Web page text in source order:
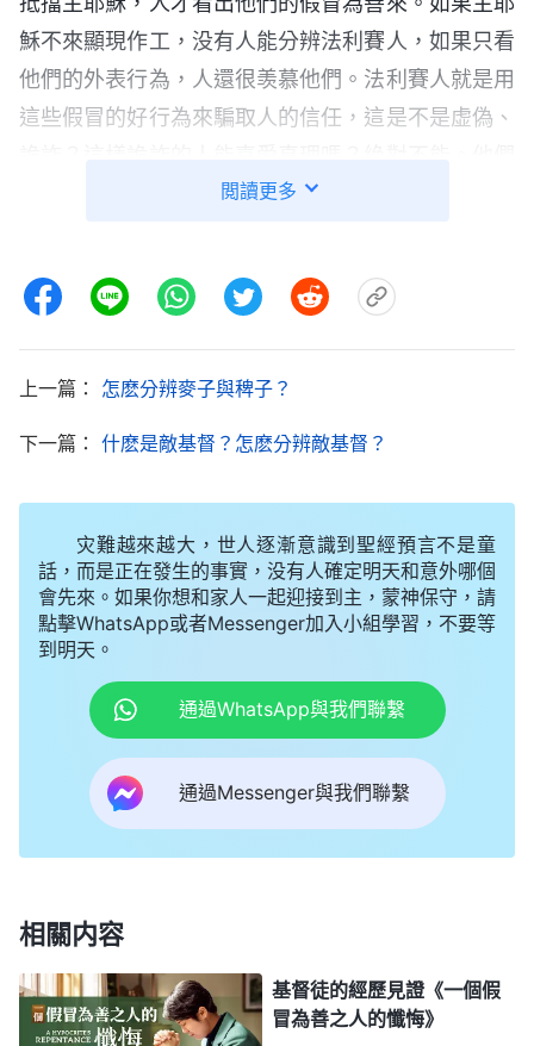
穌不來顯現作工，没有人能分辨法利賽人，如果只看
他們的外表行為，人還很羡慕他們。法利賽人就是用
這些假冒的好行為來騙取人的信任，這是不是虚偽、
表現這些好行為背後的目的是什麽？一方面是欺騙
這樣的人喜不喜愛公平、公義？肯定不喜愛，他們喜
愛的是地位、名利，他們要的是賞賜、是冠冕。神教
導人的那些話他們從來不實行，没有一點兒真理實際
來欺騙人、籠絡人，穩固自己的地位、名望，然後藉
着這些為自己撈取資本，獲得飯碗。這是不是卑鄙
啊？從他們所有的這些行為上就看到他們的實質不喜
愛真理，因為他們從來不實行真理。從哪件事上能看
出他們不實行真理？最大的一件事，主耶穌來了作救
贖工作，主耶穌所説的一切話都是真理，都有權柄，
法利賽人是怎麽對待的？他們雖然承認主耶穌的話有
權柄、有能力，但不僅不接受還能定罪、褻瀆，這是
怎麽回事？就是因為他們不喜愛真理，心裏還厭煩真
理、仇恨真理。他們承認主耶穌説的話都對，有權
他釘死，有他没我們，有我們就没他」，這幫法利賽
人就這樣與主耶穌為敵。那時候人都不明白真理，没
有人能認識主耶穌是神
道成肉身，但從人的角度上來
看，主耶穌發表了許多真理，還為人趕鬼、治病，行
閲讀更多
上一篇： 怎麽分辨麥子與稗子？
下一篇： 什麽是敵基督？怎麽分辨敵基督？
灾難越來越大，世人逐漸意識到聖經預言不是童
話，而是正在發生的事實，没有人確定明天和意外哪個
會先來。如果你想和家人一起迎接到主，蒙神保守，請
點擊WhatsApp或者Messenger加入小組學習，不要等
到明天。
通過WhatsApp與我們聯繫
通過Messenger與我們聯繫
相關内容
基督徒的經歷見證《一個假
冒為善之人的懺悔》